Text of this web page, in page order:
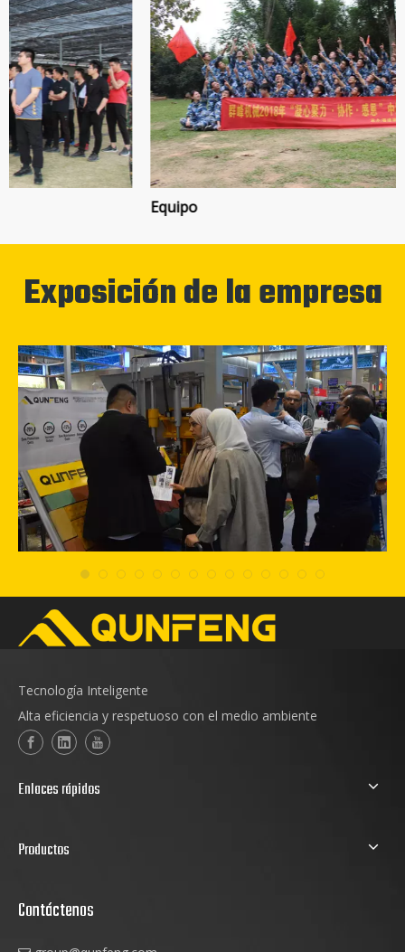
Exposición de la empresa
Tecnología Inteligente
Alta eficiencia y respetuoso con el medio ambiente
Enlaces rápidos
Productos
Contáctenos